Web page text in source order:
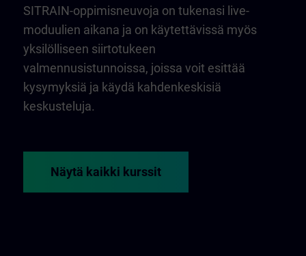
SITRAIN-oppimisneuvoja on tukenasi live-
moduulien aikana ja on käytettävissä myös
yksilölliseen siirtotukeen
valmennusistunnoissa, joissa voit esittää
kysymyksiä ja käydä kahdenkeskisiä
keskusteluja.
Näytä kaikki kurssit